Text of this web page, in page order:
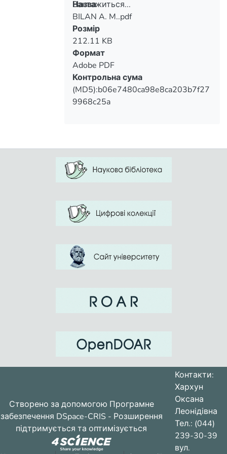
Вантажиться...
Вантажиться...
Назва
BILAN A. M..pdf
Розмір
212.11 KB
Формат
Adobe PDF
Контрольна сума
(MD5):b06e7480ca98e8ca203b7f27
9968c25a
Створено за допомогою Програмне
забезпечення DSpace-CRIS - Розширення
підтримується та оптимізується
Контакти:
Хархун
Оксана
Леонідівна
Тел.: (044)
239-30-39
вул.